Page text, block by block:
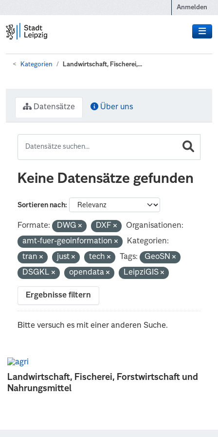
Anmelden
Kategorien Landwirtschaft, Fischerei,...
Landwirtschaft, Fischerei, Forstwirtschaft und
Nahrungsmittel
Datensätze Über uns
Keine Datensätze gefunden
Sortieren nach
Formate: DWG DXF
Organisationen:
amt-fuer-geoinformation
Kategorien:
tran
just tech Tags:
GeoSN
DSGKL
opendata LeipziGIS
Ergebnisse filtern
Bitte versuch es mit einer anderen Suche.